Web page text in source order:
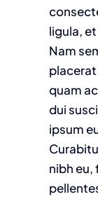
ligula,
Nam
quam
dui
ipsum
nibh eu,